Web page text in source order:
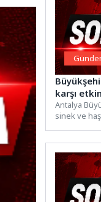
karşı
Antalya
sinek ve